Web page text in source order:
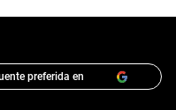
preferida en